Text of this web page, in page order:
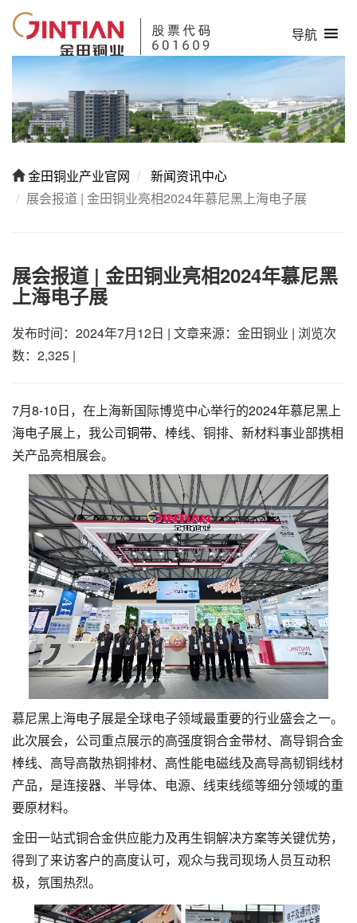
导航
金田铜业产业官网
新闻资讯中心
展会报道 | 金田铜业亮相2024年慕尼黑上海电子展
展会报道 | 金田铜业亮相2024年慕尼黑
上海电子展
发布时间：2024年7月12日 | 文章来源：金田铜业 | 浏览次
数：2,325 |
7月8-10日，在上海新国际博览中心举行的2024年慕尼黑上
海电子展上，我公司铜带、棒线、铜排、新材料事业部携相
关产品亮相展会。
慕尼黑上海电子展是全球电子领域最重要的行业盛会之一。
此次展会，公司重点展示的高强度铜合金带材、高导铜合金
棒线、高导高散热铜排材、高性能电磁线及高导高韧铜线材
产品，是连接器、半导体、电源、线束线缆等细分领域的重
要原材料。
金田一站式铜合金供应能力及再生铜解决方案等关键优势，
得到了来访客户的高度认可，观众与我司现场人员互动积
极，氛围热烈。